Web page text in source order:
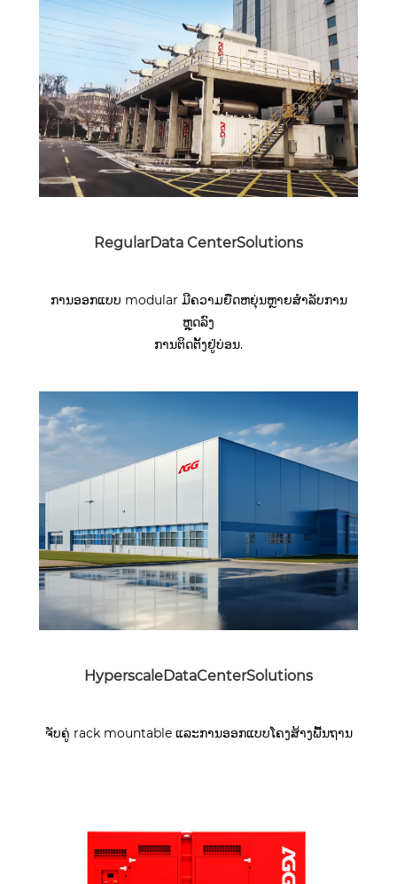
RegularData CenterSolutions
ການອອກແບບ modular ມີຄວາມຍືດຫຍຸ່ນຫຼາຍສໍາລັບການ
ຫຼຸດລົງ
ການຕິດຕັ້ງຢູ່ບ່ອນ.
HyperscaleDataCenterSolutions
ຈັບຄູ່ rack mountable ແລະການອອກແບບໂຄງສ້າງພື້ນຖານ